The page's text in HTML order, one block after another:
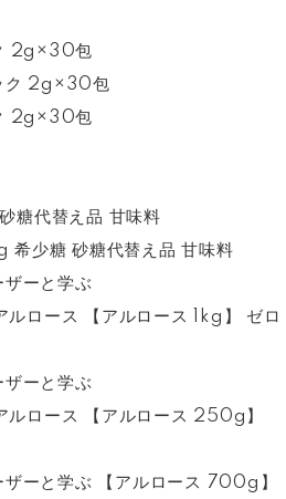
2g×30包
ク 2g×30包
2g×30包
糖代替え品 甘味料
希少糖 砂糖代替え品 甘味料
ザーと学ぶ
ロース 【アルロース 1kg】 ゼロ
ザーと学ぶ
ロース 【アルロース 250g】
ザーと学ぶ 【アルロース 700g】